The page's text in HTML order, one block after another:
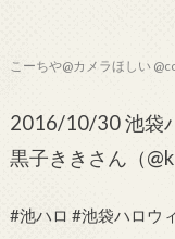
こーちや@カメラほしい
2016/10/30 池袋
黒子ききさん（
#池ハロ #池袋ハロウ